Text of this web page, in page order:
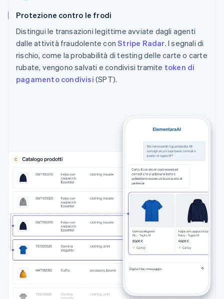
Protezione contro le frodi
Distingui le transazioni legittime avviate dagli agenti
dalle attività fraudolente conStripe Radar. I segnali di
rischio, come la probabilità di testing delle carte o carte
rubate, vengono salvati e condivisi tramite token di
pagamento condivisi (SPT).